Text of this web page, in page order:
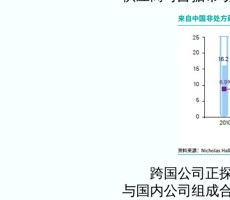
跨国公司正探
与国内公司组成